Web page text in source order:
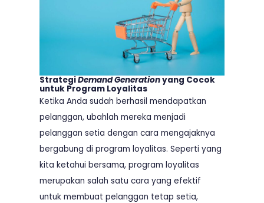
StrategiDemand Generationyang Cocok
untuk Program Loyalitas
Ketika Anda sudah berhasil mendapatkan
pelanggan, ubahlah mereka menjadi
pelanggan setia dengan cara mengajaknya
bergabung di program loyalitas. Seperti yang
kita ketahui bersama, program loyalitas
merupakan salah satu cara yang efektif
untuk membuat pelanggan tetap setia,